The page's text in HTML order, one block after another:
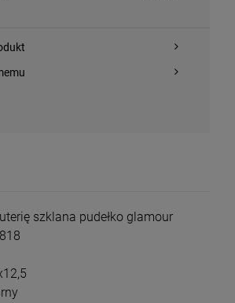
szklana pudełko glamour